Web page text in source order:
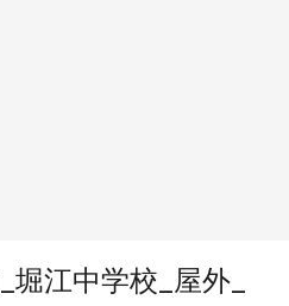
江中学校_屋外_